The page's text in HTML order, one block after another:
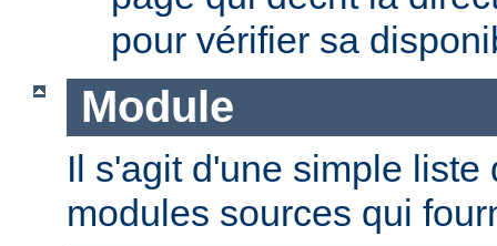
pour vérifier sa
Module
Il s'agit d'une simple liste
modules sources qui